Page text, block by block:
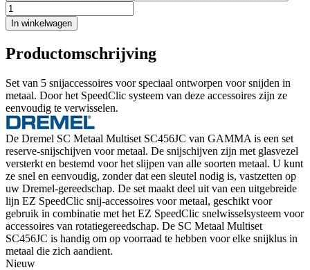
In winkelwagen
Productomschrijving
Set van 5 snijaccessoires voor speciaal ontworpen voor snijden in
metaal. Door het SpeedClic systeem van deze accessoires zijn ze
eenvoudig te verwisselen.
De Dremel SC Metaal Multiset SC456JC van GAMMA is een set
reserve-snijschijven voor metaal. De snijschijven zijn met glasvezel
versterkt en bestemd voor het slijpen van alle soorten metaal. U kunt
ze snel en eenvoudig, zonder dat een sleutel nodig is, vastzetten op
uw Dremel-gereedschap. De set maakt deel uit van een uitgebreide
lijn EZ SpeedClic snij-accessoires voor metaal, geschikt voor
gebruik in combinatie met het EZ SpeedClic snelwisselsysteem voor
accessoires van rotatiegereedschap. De SC Metaal Multiset
SC456JC is handig om op voorraad te hebben voor elke snijklus in
metaal die zich aandient.
Nieuw